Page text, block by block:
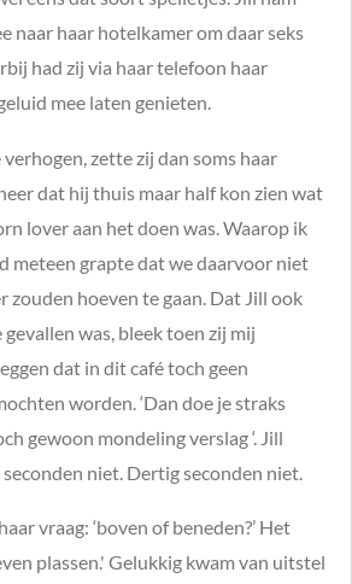
naar haar hotelkamer om daar seks
had zij via haar telefoon haar
mee laten genieten.
zette zij dan soms haar
dat hij thuis maar half kon zien wat
lover aan het doen was. Waarop ik
meteen grapte dat we daarvoor niet
zouden hoeven te gaan. Dat Jill ook
was, bleek toen zij mij
dat in dit café toch geen
worden. ‘Dan doe je straks
gewoon mondeling verslag ‘. Jill
niet. Dertig seconden niet.
vraag: ‘boven of beneden?’ Het
plassen.' Gelukkig kwam van uitstel